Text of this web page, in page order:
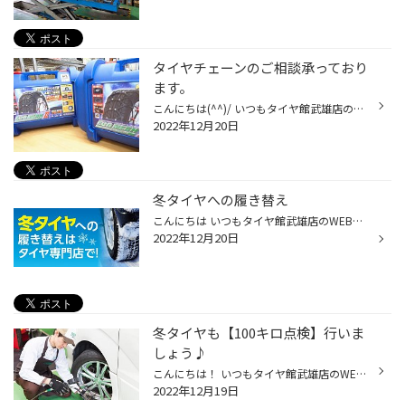
タイヤチェーンのご相談承っており
ます。
こんにちは(^^)/ いつもタイヤ館武雄店のWEBをご覧いただき ありがとうございます。 さて、スタッドレスタイヤと タイヤチェーンの違いをここでしっかり学んでみませんか？ 「スタッドレスタイヤ」は 雪道を密着してしっかり止まる 「タイヤチェーン」は 雪道をひっかいて止まる 坂道や橋の上は、特...
2022年12月20日
冬タイヤへの履き替え
こんにちは いつもタイヤ館武雄店のWEBをご覧いただき ありがとうございます。 冬タイヤへの履き替えシーズンに入り、 多くのご予約を頂いております。 冬タイヤへの履き替えが まだお済みではないお客様は 早めのご予約をオススメします。 土曜日、日曜日は特に予約が集中しており、 ※現在、12/24...
2022年12月20日
冬タイヤも【100キロ点検】行いま
しょう♪
こんにちは！ いつもタイヤ館武雄店のWEBをご覧いただき ありがとうございます。(^^) 夏タイヤ冬タイヤをご購入いただいたお客様に大切なご案内です。 新品タイヤ装着直後は まだ路面にタイヤが慣れていないため タイヤの空気圧が低下する場合がございます。 タイヤ館でタイヤをご購入されたお客様...
2022年12月19日